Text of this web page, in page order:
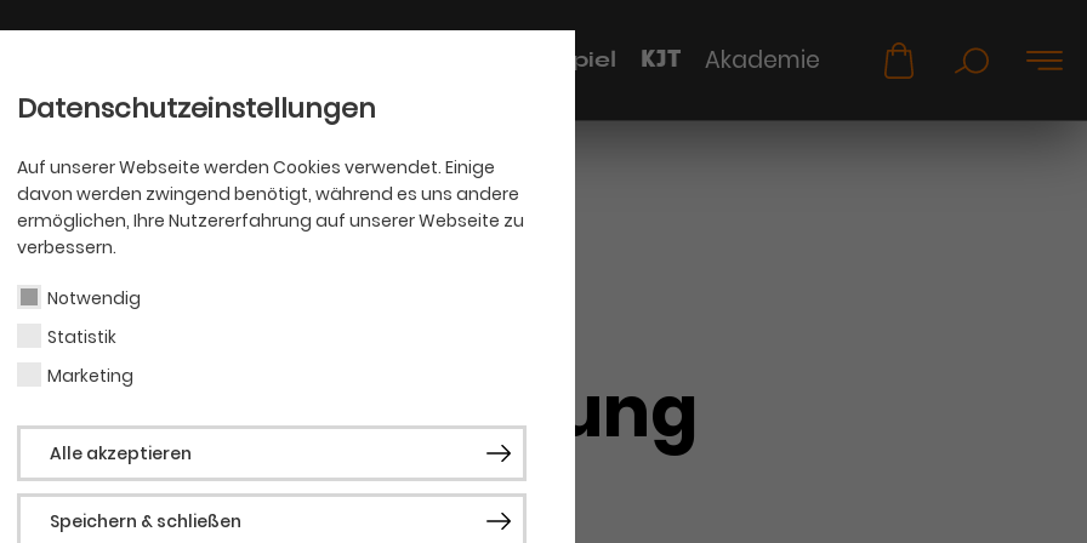
Datenschutzeinstellungen
Auf unserer Webseite werden Cookies verwendet. Einige
davon werden zwingend benötigt, während es uns andere
ermöglichen, Ihre Nutzererfahrung auf unserer Webseite zu
verbessern.
Notwendig
Statistik
Marketing
Alle akzeptieren
Speichern & schließen
Schauspiel KJT Akademie
Ji-Young
Hong